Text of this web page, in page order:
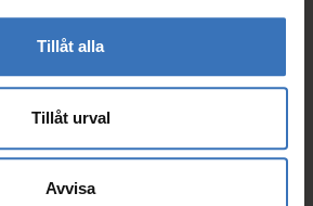
Tillåt alla
Tillåt urval
Avvisa